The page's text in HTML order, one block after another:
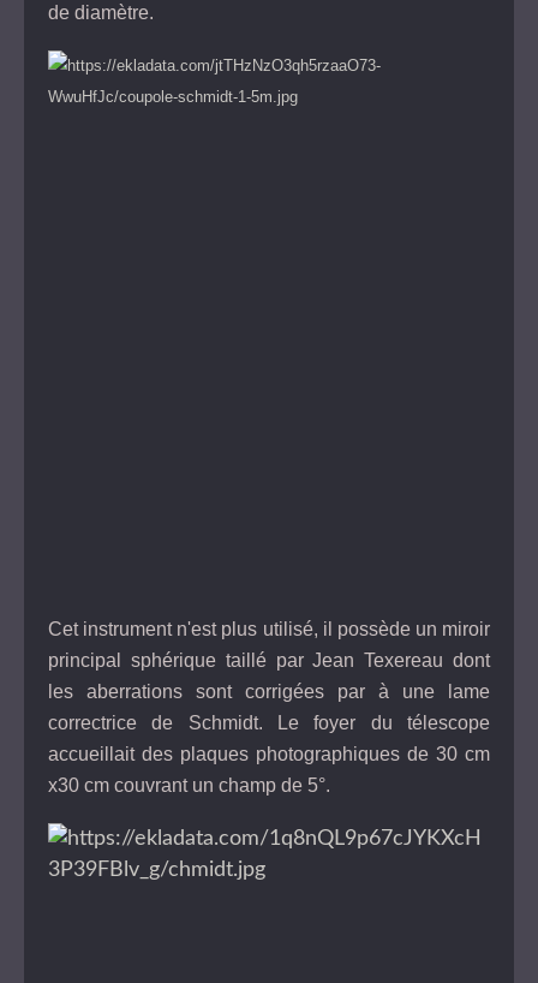
de diamètre.
Cet instrument n'est plus utilisé, il possède un miroir
principal sphérique taillé par Jean Texereau dont
les aberrations sont corrigées par à une lame
correctrice de Schmidt. Le foyer du télescope
accueillait des plaques photographiques de 30 cm
x30 cm couvrant un champ de 5°.